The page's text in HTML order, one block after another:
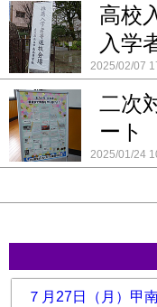
高校
入学
2025/02/07
二次
ート
2025/01/24
７月27日（月）甲